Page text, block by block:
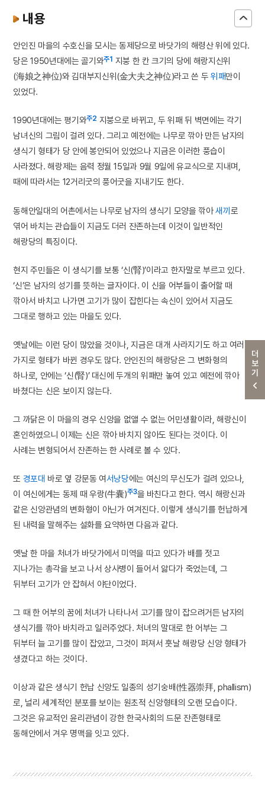
더보기
내용
안인진 마을의 수호신을 모시는 동제당으로 바닷가의 해령산 위에 있다.
당은 1950년대에는 골기와주1 지붕 한 칸 크기의 당에 해랑지신위
(海娘之神位)와 김대부지신위(金大夫之神位)라고 쓴 두 위패만이
있었다.
1990년대에는 평기와주2 지붕으로 바뀌고, 두 위패 뒤 벽면에는 각기
남녀신의 그림이 걸려 있다. 그리고 예전에는 나무로 깎아 만든 남자의
생식기 형태가 당 안에 봉안되어 있었으나 지금은 이러한 풍습이
사라졌다. 해랑제는 음력 정월 15일과 9월 9일에 유교식으로 지내며,
때에 따라서는 12거리굿의 풍어굿을 지내기도 한다.
동해안일대의 어촌에서는 나무로 남자의 생식기 모양을 깎아새끼로
엮어 바치는 관습들이 지금도 더러 잔존하는데 이것이 일반적인
해랑당의 특징이다.
현지 주민들은 이 생식기를 보통 ‘신(腎)’이라고 한자말로 부르고 있다.
‘신’은 남자의 성기를 뜻하는 글자이다. 이 신을 어부들이 출어할 때
깎아서 바치고 나가면 고기가 많이 잡힌다는 속신이 있어서 지금도
그대로 행하고 있는 마을도 있다.
옛날에는 이런 당이 많았을 것이나, 지금은 대개 사라지기도 하고 여러
가지로 형태가 바뀐 경우도 많다. 안인진의 해랑당은 그 변화형의
하나로, 안에는 ‘신(腎)’ 대신에 두개의 위패만 놓여 있고 예전에 깎아
바쳤다는 신은 보이지 않는다.
그 까닭은 이 마을의 경우 신앙을 없앨 수 없는 어민생활이라, 해랑신이
혼인하였으니 이제는 신은 깎아 바치지 않아도 된다는 것이다. 이
사례는 변형되어서 잔존하는 한 사례로 볼 수 있다.
또 경포대 바로 옆 강문동 여서낭당에는 여신의 무신도가 걸려 있으나,
이 여신에게는 동제 때 우랑(牛囊)주3을 바친다고 한다. 역시 해랑신과
같은 신앙관념의 변화형이 아닌가 여겨진다. 이렇게 생식기를 헌납하게
된 내력을 말해주는 설화를 요약하면 다음과 같다.
옛날 한 마을 처녀가 바닷가에서 미역을 따고 있다가 배를 젓고
지나가는 총각을 보고 나서 상사병이 들어서 앓다가 죽었는데, 그
뒤부터 고기가 안 잡혀서 야단이었다.
그 때 한 어부의 꿈에 처녀가 나타나서 고기를 많이 잡으려거든 남자의
생식기를 깎아 바치라고 일러주었다. 처녀의 말대로 한 어부는 그
뒤부터 늘 고기를 많이 잡았고, 그것이 퍼져서 훗날 해랑당 신앙 형태가
생겼다고 하는 것이다.
이상과 같은 생식기 헌납 신앙도 일종의 성기숭배(性器崇拜, phallism)
로, 널리 세계적인 분포를 보이는 원초적 신앙형태의 오랜 모습이다.
그것은 유교적인 윤리관념이 강한 한국사회의 드문 잔존형태로
동해안에서 겨우 명맥을 잇고 있다.